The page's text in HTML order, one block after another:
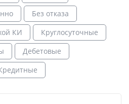
Без отказа
КИ
Круглосуточные
Дебетовые